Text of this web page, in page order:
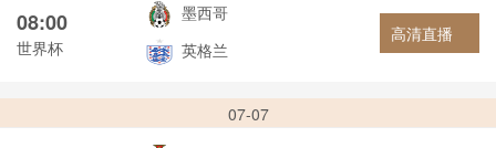
08:00
世界杯
墨西哥
英格兰
高清直播
07-07